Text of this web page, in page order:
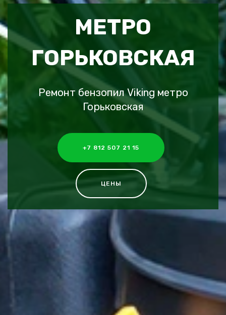
МЕТРО
ГОРЬКОВСКАЯ
Ремонт бензопил Viking метро
Горьковская
+7 812 507 21 15
ЦЕНЫ